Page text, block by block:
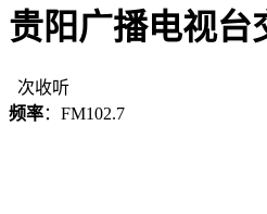
贵阳广播电视台
次收听
频率：FM102.7